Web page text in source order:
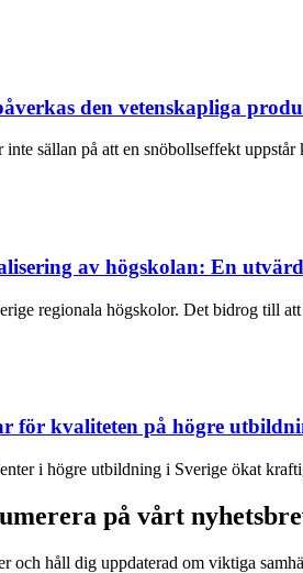
den vetenskapliga
sällan på att en snöbollseffekt
av högskolan: En
regionala högskolor. Det bidrog till
för kvaliteten på högre
i högre utbildning i Sverige ökat
på vårt
och håll dig uppdaterad om viktiga